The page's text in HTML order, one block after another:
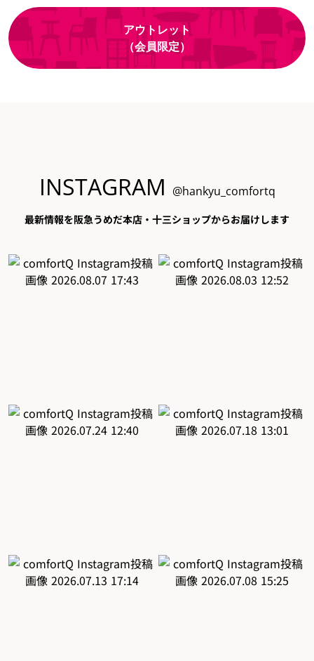
アウトレット
（会員限定）
INSTAGRAM @hankyu_comfortq
最新情報を阪急うめだ本店・十三ショップからお届けします